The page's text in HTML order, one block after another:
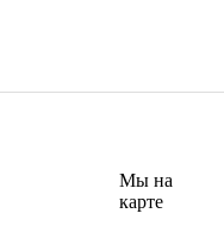
Мы на
карте